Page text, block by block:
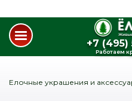
+7 (495)
Работаем
Елочные украшения и